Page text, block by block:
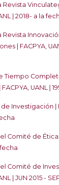
| 2018- a la
Revista
| FACPYA,
Tiempo
UANL |
Investigación |
Comité de Ética
fecha
Comité de
| JUN 2015 -